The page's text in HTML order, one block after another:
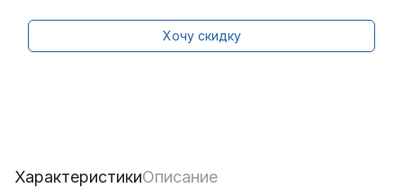
Хочу скидку
ХарактеристикиОписание